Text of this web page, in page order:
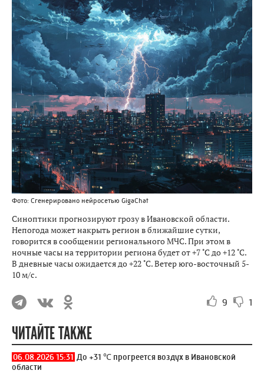
Фото: Сгенерировано нейросетью GigaChat
Синоптики прогнозируют грозу в Ивановской области.
Непогода может накрыть регион в ближайшие сутки,
говорится в сообщении регионального МЧС. При этом в
ночные часы на территории региона будет от +7 ˚С до +12 ˚С.
В дневные часы ожидается до +22 ˚С. Ветер юго-восточный 5-
10 м/с.
9 1
ЧИТАЙТЕ ТАКЖЕ
06.08.2026 15:31 До +31 ℃ прогреется воздух в Ивановской
области